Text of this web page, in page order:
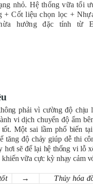
nhỏ. Hệ thống vữa tối
+ Cốt liệu chọn lọc +
hưởng đặc tính từ
phải vì cường độ chịu
vi dịch chuyển độ ẩm
Một sai lầm phổ biến
tăng độ chảy giúp dễ thi
hơi sẽ để lại hệ thống vi lỗ
vữa cực kỳ nhạy cảm
→ Thủy hóa